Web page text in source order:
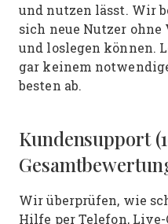
und nutzen lässt. Wir
sich neue Nutzer
und loslegen können.
gar keinem
besten ab.
Kundensupport
Wir überprüfen, wie
Hilfe per Telefon, Live-